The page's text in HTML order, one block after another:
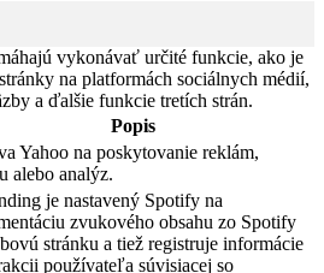
vykonávať určité funkcie, ako je
na platformách sociálnych médií,
a ďalšie funkcie tretích strán.
Popis
Yahoo na poskytovanie reklám,
alebo analýz.
je nastavený Spotify na
zvukového obsahu zo Spotify
stránku a tiež registruje informácie
používateľa súvisiacej so